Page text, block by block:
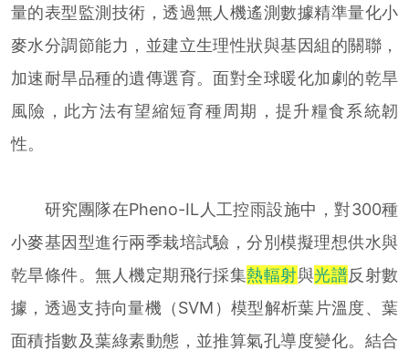
量的表型監測技術，透過無人機遙測數據精準量化小
麥水分調節能力，並建立生理性狀與基因組的關聯，
加速耐旱品種的遺傳選育。面對全球暖化加劇的乾旱
風險，此方法有望縮短育種周期，提升糧食系統韌
性。
研究團隊在Pheno-IL人工控雨設施中，對300種
小麥基因型進行兩季栽培試驗，分別模擬理想供水與
乾旱條件。無人機定期飛行採集熱輻射與光譜反射數
據，透過支持向量機（SVM）模型解析葉片溫度、葉
面積指數及葉綠素動態，並推算氣孔導度變化。結合